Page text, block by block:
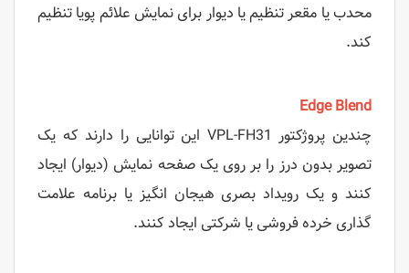
محدب یا مقعر تنظیم یا دیوار برای نمایش علائم پویا تنظیم
کند.
Edge Blend
چندین پروژکتور VPL-FH31 این توانایی را دارند که یک
تصویر بدون درز را بر روی یک صفحه نمایش (دیوار) ایجاد
کنند و یک رویداد بصری هیجان انگیز یا برنامه علامت
گذاری خرده فروشی یا شرکتی ایجاد کنند.